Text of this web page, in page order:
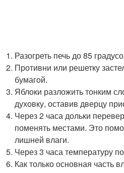
Разогреть печь до 85
Противни или решетку
бумагой.
Яблоки разложить тонким
духовку, оставив дверцу
Через 2 часа дольки
поменять местами. Это
лишней влаги.
Через 3 часа температуру
Как только основная часть